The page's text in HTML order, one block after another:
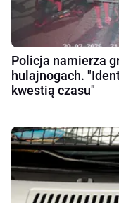
Policja namierza
hulajnogach.
kwestią czasu"